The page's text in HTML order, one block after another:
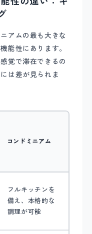
アムの最も大きな
能性にあります。
覚で滞在できるの
は差が見られま
コンドミニアム
フルキッチンを
備え、本格的な
調理が可能